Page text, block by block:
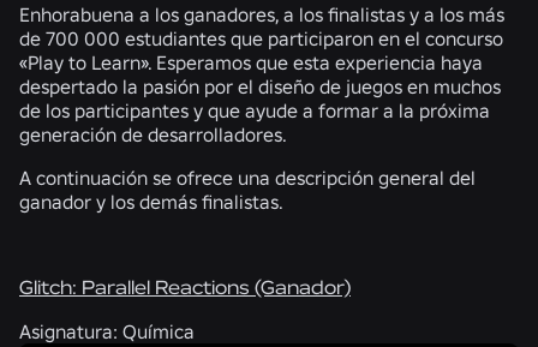
Enhorabuena a los ganadores, a los finalistas y a los más
de 700 000 estudiantes que participaron en el concurso
«Play to Learn». Esperamos que esta experiencia haya
despertado la pasión por el diseño de juegos en muchos
de los participantes y que ayude a formar a la próxima
generación de desarrolladores.
A continuación se ofrece una descripción general del
ganador y los demás finalistas.
Glitch: Parallel Reactions (Ganador)
Asignatura: Química